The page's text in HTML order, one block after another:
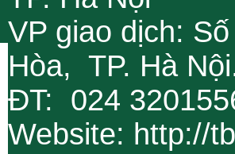
VP giao dịch:
Hòa, TP. Hà
ĐT: 024
Website: http://